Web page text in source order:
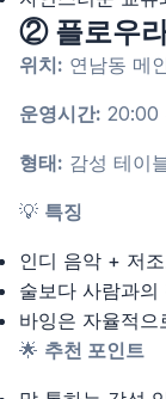
② 플로우
위치: 연남동 메
운영시간: 20:00
형태: 감성 테이
💡 특징
인디 음악 + 저
술보다 사람과
바잉은 자율적으
🌟 추천 포인트